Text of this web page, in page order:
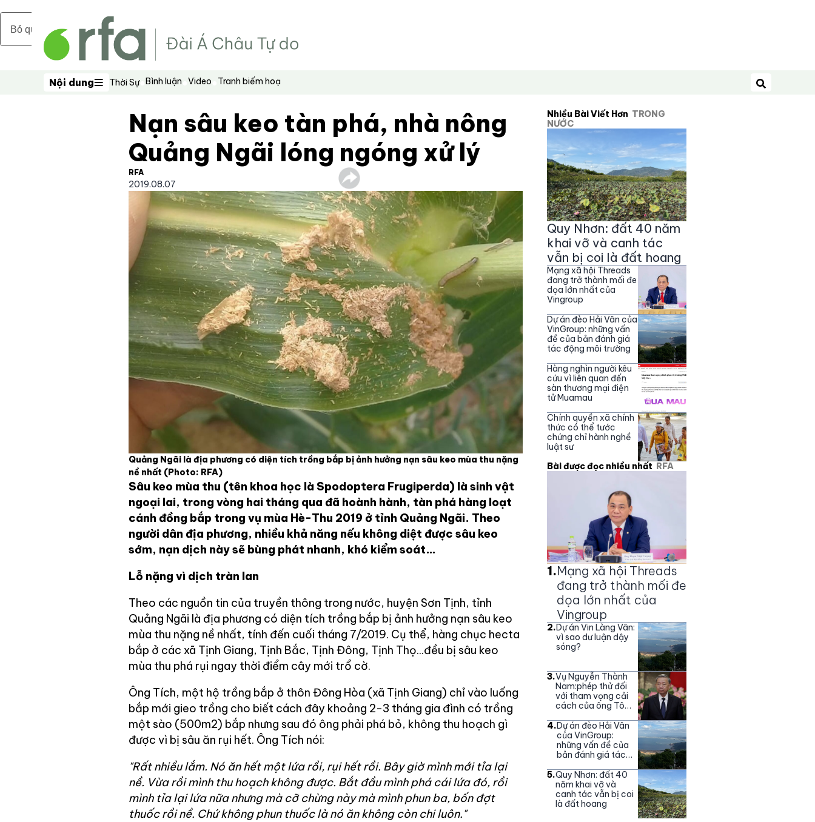
Bỏ qua nội dung chính
Nội dung
Nội dung Thời Sự Bình luận Video Tranh biếm hoạ
Tìm kiếm
Nạn sâu keo tàn phá, nhà nông
Quảng Ngãi lóng ngóng xử lý
RFA
2019.08.07
Quảng Ngãi là địa phương có diện tích trồng bắp bị ảnh hưởng nạn sâu keo mùa thu nặng
nề nhất (Photo: RFA)
Sâu keo mùa thu (tên khoa học là Spodoptera Frugiperda) là sinh vật
ngoại lai, trong vòng hai tháng qua đã hoành hành, tàn phá hàng loạt
cánh đồng bắp trong vụ mùa Hè-Thu 2019 ở tỉnh Quảng Ngãi. Theo
người dân địa phương, nhiều khả năng nếu không diệt được sâu keo
sớm, nạn dịch này sẽ bùng phát nhanh, khó kiểm soát…
Lỗ nặng vì dịch tràn lan
Theo các nguồn tin của truyền thông trong nước, huyện Sơn Tịnh, tỉnh
Quảng Ngãi là địa phương có diện tích trồng bắp bị ảnh hưởng nạn sâu keo
mùa thu nặng nề nhất, tính đến cuối tháng 7/2019. Cụ thể, hàng chục hecta
bắp ở các xã Tịnh Giang, Tịnh Bắc, Tịnh Đông, Tịnh Thọ...đều bị sâu keo
mùa thu phá rụi ngay thời điểm cây mới trổ cờ.
Ông Tích, một hộ trồng bắp ở thôn Đông Hòa (xã Tịnh Giang) chỉ vào luống
bắp mới gieo trồng cho biết cách đây khoảng 2-3 tháng gia đình có trồng
một sào (500m2) bắp nhưng sau đó ông phải phá bỏ, không thu hoạch gì
được vì bị sâu ăn rụi hết. Ông Tích nói:
"Rất nhiều lắm. Nó ăn hết một lứa rồi, rụi hết rồi. Bây giờ mình mới tỉa lại
nề. Vừa rồi mình thu hoạch không được. Bắt đầu mình phá cái lứa đó, rồi
mình tỉa lại lứa nữa nhưng mà cỡ chừng này mà mình phun ba, bốn đợt
thuốc rồi nề. Chứ không phun thuốc là nó ăn không còn chi luôn."
Nhiều Bài Viết Hơn TRONG
NƯỚC
Quy Nhơn: đất 40 năm
khai vỡ và canh tác
vẫn bị coi là đất hoang
Mạng xã hội Threads
đang trở thành mối đe
dọa lớn nhất của
Vingroup
Dự án đèo Hải Vân của
VinGroup: những vấn
đề của bản đánh giá
tác động môi trường
Hàng nghìn người kêu
cứu vì liên quan đến
sàn thương mại điện
tử Muamau
Chính quyền xã chính
thức có thể tước
chứng chỉ hành nghề
luật sư
Bài được đọc nhiều nhất RFA
1.Mạng xã hội Threads
đang trở thành mối đe
dọa lớn nhất của
Vingroup
2.Dự án Vin Làng Vân:
vì sao dư luận dậy
sóng?
3.Vụ Nguyễn Thành
Nam:phép thử đối
với tham vọng cải
cách của ông Tô
4.Dự án đèo Hải Vân
của VinGroup:
những vấn đề của
bản đánh giá tác
5.Quy Nhơn: đất 40
năm khai vỡ và
canh tác vẫn bị coi
là đất hoang